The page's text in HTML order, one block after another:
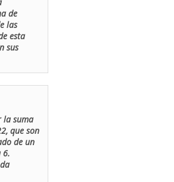
de
las
esta
sus
la suma
que son
de un
6.